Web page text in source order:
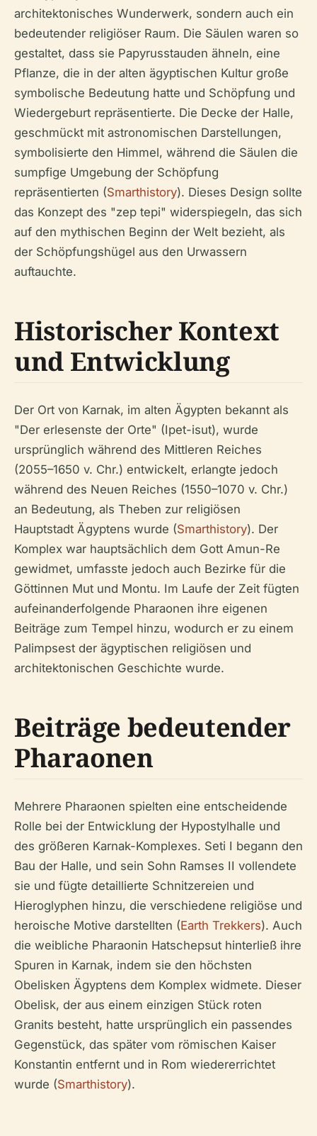
architektonisches Wunderwerk, sondern auch ein
bedeutender religiöser Raum. Die Säulen waren so
gestaltet, dass sie Papyrusstauden ähneln, eine
Pflanze, die in der alten ägyptischen Kultur große
symbolische Bedeutung hatte und Schöpfung und
Wiedergeburt repräsentierte. Die Decke der Halle,
geschmückt mit astronomischen Darstellungen,
symbolisierte den Himmel, während die Säulen die
sumpfige Umgebung der Schöpfung
repräsentierten (Smarthistory). Dieses Design sollte
das Konzept des "zep tepi" widerspiegeln, das sich
auf den mythischen Beginn der Welt bezieht, als
der Schöpfungshügel aus den Urwassern
auftauchte.
Historischer Kontext
und Entwicklung
Der Ort von Karnak, im alten Ägypten bekannt als
"Der erlesenste der Orte" (Ipet-isut), wurde
ursprünglich während des Mittleren Reiches
(2055–1650 v. Chr.) entwickelt, erlangte jedoch
während des Neuen Reiches (1550–1070 v. Chr.)
an Bedeutung, als Theben zur religiösen
Hauptstadt Ägyptens wurde (Smarthistory). Der
Komplex war hauptsächlich dem Gott Amun-Re
gewidmet, umfasste jedoch auch Bezirke für die
Göttinnen Mut und Montu. Im Laufe der Zeit fügten
aufeinanderfolgende Pharaonen ihre eigenen
Beiträge zum Tempel hinzu, wodurch er zu einem
Palimpsest der ägyptischen religiösen und
architektonischen Geschichte wurde.
Beiträge bedeutender
Pharaonen
Mehrere Pharaonen spielten eine entscheidende
Rolle bei der Entwicklung der Hypostylhalle und
des größeren Karnak-Komplexes. Seti I begann den
Bau der Halle, und sein Sohn Ramses II vollendete
sie und fügte detaillierte Schnitzereien und
Hieroglyphen hinzu, die verschiedene religiöse und
heroische Motive darstellten (Earth Trekkers). Auch
die weibliche Pharaonin Hatschepsut hinterließ ihre
Spuren in Karnak, indem sie den höchsten
Obelisken Ägyptens dem Komplex widmete. Dieser
Obelisk, der aus einem einzigen Stück roten
Granits besteht, hatte ursprünglich ein passendes
Gegenstück, das später vom römischen Kaiser
Konstantin entfernt und in Rom wiedererrichtet
wurde (Smarthistory).